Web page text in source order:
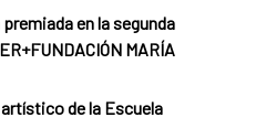
premiada en la segunda
MARÍA
de la Escuela